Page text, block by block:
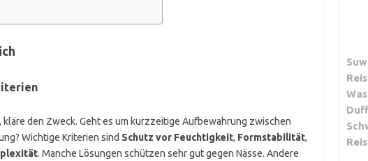
den Zweck. Geht es um kurzzeitige Aufbewahrung zwischen
Wichtige Kriterien sind Schutz vor Feuchtigkeit, Formstabilität,
. Manche Lösungen schützen sehr gut gegen Nässe. Andere